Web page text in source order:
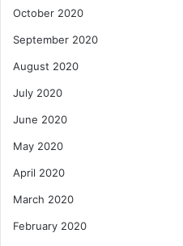
October 2020
September 2020
August 2020
July 2020
June 2020
May 2020
April 2020
March 2020
February 2020